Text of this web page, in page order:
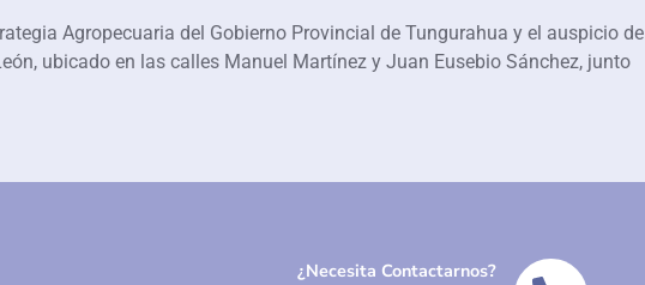
Agropecuaria del Gobierno Provincial de Tungurahua y el auspicio de
ubicado en las calles Manuel Martínez y Juan Eusebio Sánchez, junto
¿Necesita Contactarnos?